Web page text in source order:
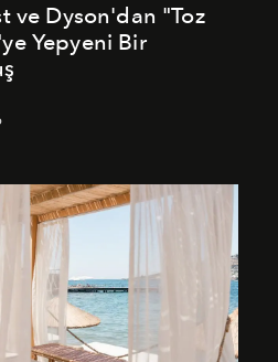
ve Dyson'dan "Toz
Yepyeni Bir